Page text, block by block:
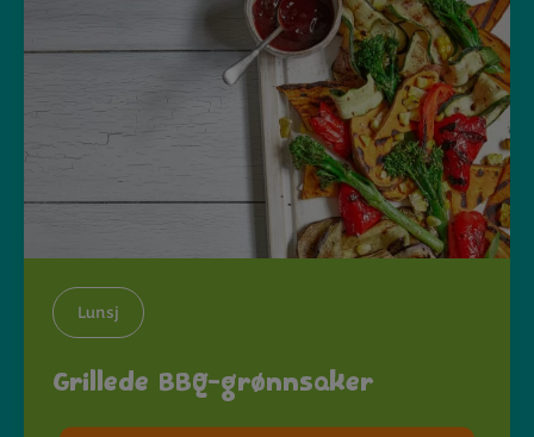
Lunsj
Grillede BBQ-grønnsaker